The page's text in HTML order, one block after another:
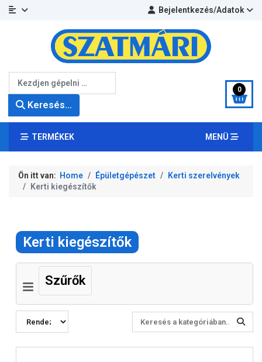
Bejelentkezés/Adatok
Keresés...
0
TERMÉKEK MENÜ
Ön itt van: Home Épületgépészet
Kerti szerelvények
Kerti kiegészítők
Kerti kiegészítők
Szűrők